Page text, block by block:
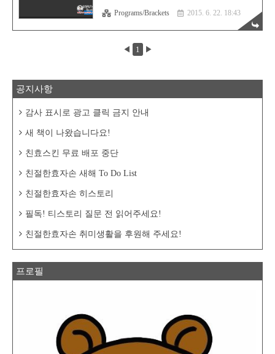
또 괜찮은 프로그램을 소개 받았어요. 이 프
로그램은, 우리반에서 열심히 공부하면서 자
신의 퀄리티를 드높이고 있는팔짱곰 개허탈
신진호 군의 소개를 받고 알게된 프로그램이
죠. 바로, 어도비 브라켓 이라고 하는 프로그
트는 위의 주소로 들어가시면 이렇게 위치럼
^^용량은 약 35MB 정도 하네요. 다운로드 받
더블클릭해서 설치진행 하세요^^ 설치..
Programs/Brackets 2015. 6. 22. 18:43
◀ 1 ▶
공지사항
감사 표시로 광고 클릭 금지 안내
새 책이 나왔습니다요!
친효스킨 무료 배포 중단
친절한효자손 새해 To Do List
친절한효자손 히스토리
필독! 티스토리 질문 전 읽어주세요!
친절한효자손 취미생활을 후원해 주세요!
프로필